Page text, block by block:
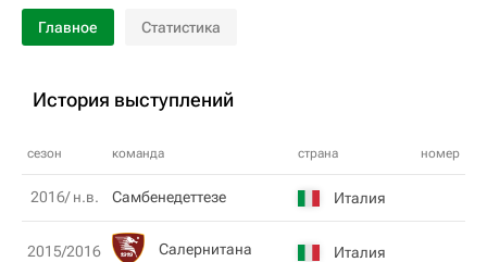
Главное Статистика
История выступлений
сезон команда страна номер
2016/ н.в. Самбенедеттезе Италия
2015/2016 Салернитана Италия